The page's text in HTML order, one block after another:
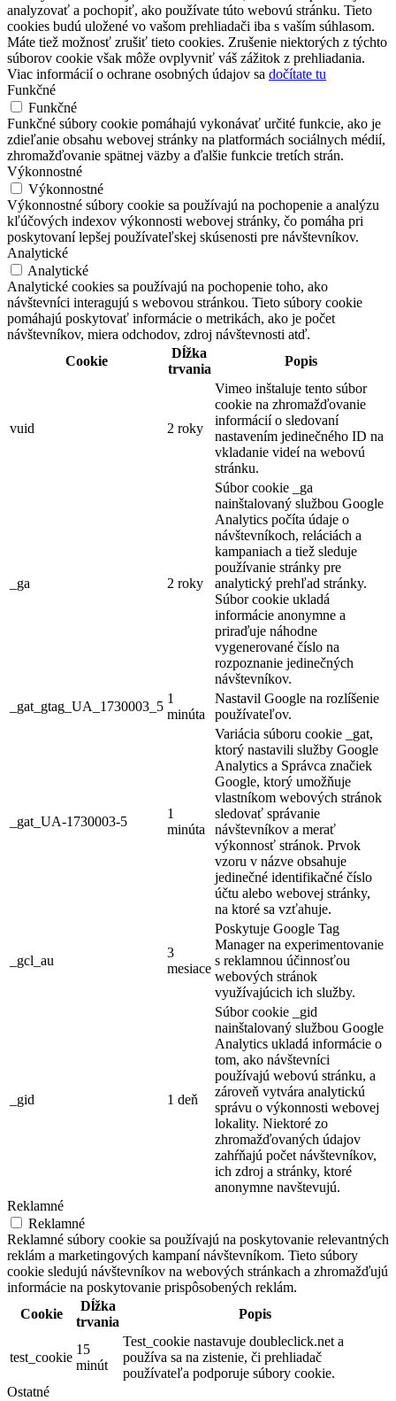
analyzovať a pochopiť, ako používate túto webovú stránku. Tieto
cookies budú uložené vo vašom prehliadači iba s vaším súhlasom.
Máte tiež možnosť zrušiť tieto cookies. Zrušenie niektorých z týchto
súborov cookie však môže ovplyvniť váš zážitok z prehliadania.
Viac informácií o ochrane osobných údajov sa dočítate tu
Funkčné
Funkčné
Funkčné súbory cookie pomáhajú vykonávať určité funkcie, ako je
zdieľanie obsahu webovej stránky na platformách sociálnych médií,
zhromažďovanie spätnej väzby a ďalšie funkcie tretích strán.
Výkonnostné
Výkonnostné
Výkonnostné súbory cookie sa používajú na pochopenie a analýzu
kľúčových indexov výkonnosti webovej stránky, čo pomáha pri
poskytovaní lepšej používateľskej skúsenosti pre návštevníkov.
Analytické
Analytické
Analytické cookies sa používajú na pochopenie toho, ako
návštevníci interagujú s webovou stránkou. Tieto súbory cookie
pomáhajú poskytovať informácie o metrikách, ako je počet
návštevníkov, miera odchodov, zdroj návštevnosti atď.
Cookie
Dĺžka
trvania
Popis
vuid 2 roky
Vimeo inštaluje tento súbor
cookie na zhromažďovanie
informácií o sledovaní
nastavením jedinečného ID na
vkladanie videí na webovú
stránku.
_ga 2 roky
Súbor cookie _ga
nainštalovaný službou Google
Analytics počíta údaje o
návštevníkoch, reláciách a
kampaniach a tiež sleduje
používanie stránky pre
analytický prehľad stránky.
Súbor cookie ukladá
informácie anonymne a
priraďuje náhodne
vygenerované číslo na
rozpoznanie jedinečných
návštevníkov.
_gat_gtag_UA_1730003_5
1
minúta
Nastavil Google na rozlíšenie
používateľov.
_gat_UA-1730003-5
1
minúta
Variácia súboru cookie _gat,
ktorý nastavili služby Google
Analytics a Správca značiek
Google, ktorý umožňuje
vlastníkom webových stránok
sledovať správanie
návštevníkov a merať
výkonnosť stránok. Prvok
vzoru v názve obsahuje
jedinečné identifikačné číslo
účtu alebo webovej stránky,
na ktoré sa vzťahuje.
_gcl_au
3
mesiace
Poskytuje Google Tag
Manager na experimentovanie
s reklamnou účinnosťou
webových stránok
využívajúcich ich služby.
_gid 1 deň
Súbor cookie _gid
nainštalovaný službou Google
Analytics ukladá informácie o
tom, ako návštevníci
používajú webovú stránku, a
zároveň vytvára analytickú
správu o výkonnosti webovej
lokality. Niektoré zo
zhromažďovaných údajov
zahŕňajú počet návštevníkov,
ich zdroj a stránky, ktoré
anonymne navštevujú.
Reklamné
Reklamné
Reklamné súbory cookie sa používajú na poskytovanie relevantných
reklám a marketingových kampaní návštevníkom. Tieto súbory
cookie sledujú návštevníkov na webových stránkach a zhromažďujú
informácie na poskytovanie prispôsobených reklám.
Cookie
Dĺžka
trvania
Popis
test_cookie
15
minút
Test_cookie nastavuje doubleclick.net a
používa sa na zistenie, či prehliadač
používateľa podporuje súbory cookie.
Ostatné